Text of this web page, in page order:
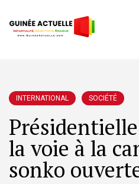
INTERNATIONAL SOCIÉTÉ
la voie à la
sonko